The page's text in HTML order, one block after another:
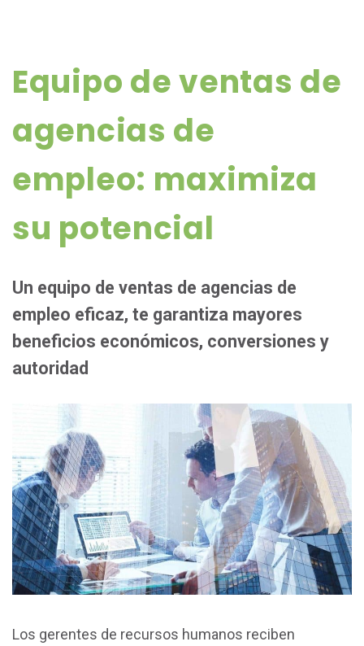
Equipo de ventas de
agencias de
empleo: maximiza
su potencial
Un equipo de ventas de agencias de
empleo eficaz, te garantiza mayores
beneficios económicos, conversiones y
autoridad
Los gerentes de recursos humanos reciben